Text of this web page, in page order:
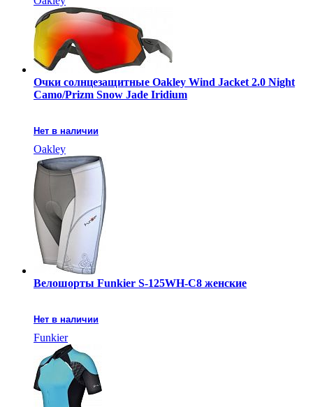
Очки солнцезащитные Oakley Wind Jacket 2.0 Night
Camo/Prizm Snow Jade Iridium
Нет в наличии
Oakley
Велошорты Funkier S-125WH-C8 женские
Нет в наличии
Funkier